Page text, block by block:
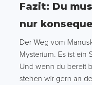
Fazit: Du
nur
Der Weg vom
Mysterium. Es ist ein
Und wenn du bereit
stehen wir gern an